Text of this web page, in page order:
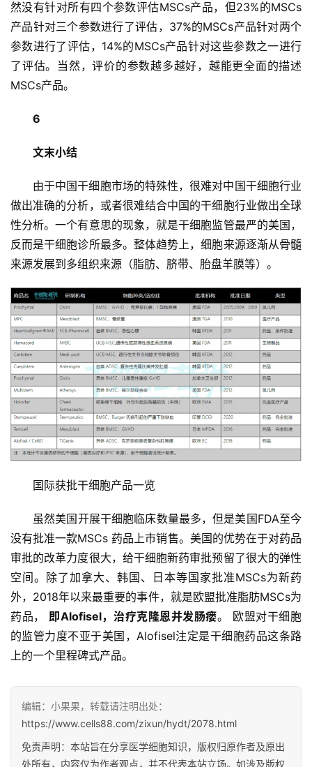
然没有针对所有四个参数评估MSCs产品，但23%的MSCs
产品针对三个参数进行了评估，37%的MSCs产品针对两个
参数进行了评估，14%的MSCs产品针对这些参数之一进行
了评估。当然，评价的参数越多越好，越能更全面的描述
MSCs产品。
6
文末小结
由于中国干细胞市场的特殊性，很难对中国干细胞行业
做出准确的分析，或者很难结合中国的干细胞行业做出全球
性分析。一个有意思的现象，就是干细胞监管最严的美国，
反而是干细胞诊所最多。整体趋势上，细胞来源逐渐从骨髓
来源发展到多组织来源（脂肪、脐带、胎盘羊膜等）。
国际获批干细胞产品一览
虽然美国开展干细胞临床数量最多，但是美国FDA至今
没有批准一款MSCs 药品上市销售。美国的优势在于对药品
审批的改革力度很大，给干细胞新药审批预留了很大的弹性
空间。除了加拿大、韩国、日本等国家批准MSCs为新药
外，2018年以来最重要的事件，就是欧盟批准脂肪MSCs为
药品， 即Alofisel，治疗克隆恩并发肠瘘。 欧盟对干细胞
的监管力度不亚于美国，Alofisel注定是干细胞药品这条路
上的一个里程碑式产品。
编辑：小果果，转载请注明出处：
https://www.cells88.com/zixun/hydt/2078.html
免责声明：本站旨在分享医学细胞知识，版权归原作者及原出
处所有，内容仅为作者观点，并不代表本站立场。如涉及版权